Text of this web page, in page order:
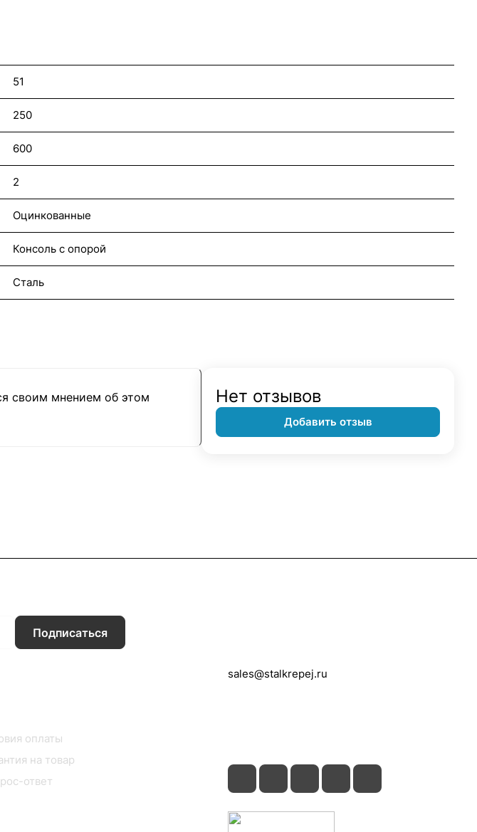
51
250
600
2
Оцинкованные
Консоль с опорой
Сталь
своим мнением об этом
Нет отзывов
Добавить отзыв
Подписаться
оплаты
на товар
ответ
sales@stalkrepej.ru